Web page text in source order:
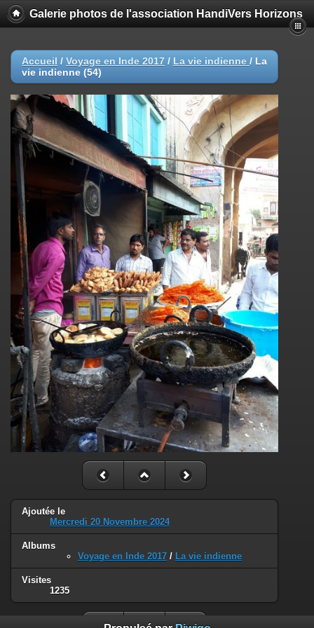
Galerie photos de l'association HandiVers Horizons
Accueil / Voyage en Inde 2017 / La vie indienne / La
vie indienne (54)
Ajoutée le
Mercredi 20 Novembre 2024
Albums
Voyage en Inde 2017 / La vie indienne
Visites
1235